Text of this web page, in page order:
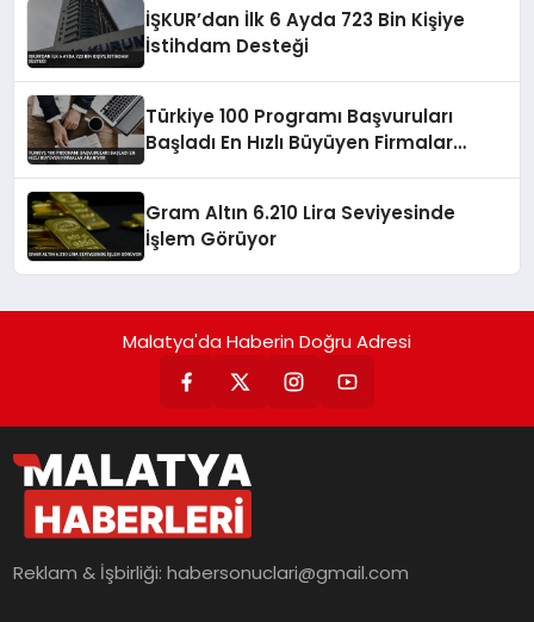
İŞKUR’dan İlk 6 Ayda 723 Bin Kişiye
İstihdam Desteği
Türkiye 100 Programı Başvuruları
Başladı En Hızlı Büyüyen Firmalar
Gram Altın 6.210 Lira Seviyesinde
İşlem Görüyor
Malatya'da Haberin Doğru Adresi
Reklam & İşbirliği:habersonuclari@gmail.com